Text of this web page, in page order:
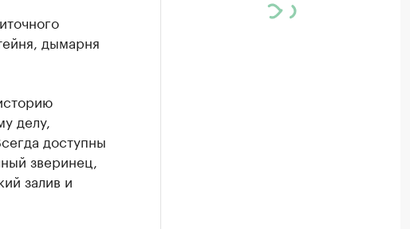
дымарня
делу,
доступны
зверинец,
залив и